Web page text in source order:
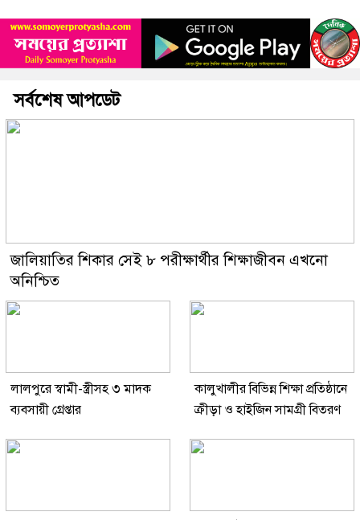
সর্বশেষ আপডেট
জালিয়াতির শিকার সেই ৮ পরীক্ষার্থীর শিক্ষাজীবন এখনো
অনিশ্চিত
লালপুরে স্বামী-স্ত্রীসহ ৩ মাদক
ব্যবসায়ী গ্রেপ্তার
কালুখালীর বিভিন্ন শিক্ষা প্রতিষ্ঠানে
ক্রীড়া ও হাইজিন সামগ্রী বিতরণ